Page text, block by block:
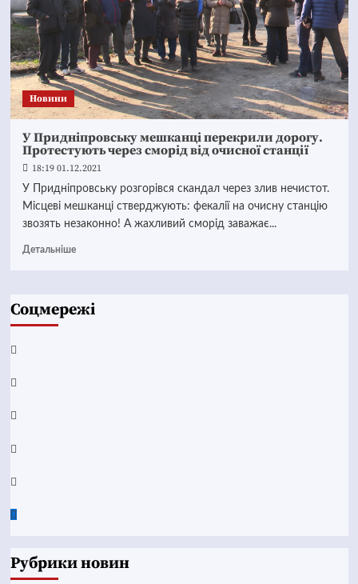
Новини
У Придніпровську мешканці перекрили дорогу.
Протестують через сморід від очисної станції
18:19 01.12.2021
У Придніпровську розгорівся скандал через злив нечистот.
Місцеві мешканці стверджують: фекалії на очисну станцію
звозять незаконно! А жахливий сморід заважає...
Детальніше
Соцмережі
Facebook
YouTube
Telegram
Instagram
Twitter
Google
Рубрики новин